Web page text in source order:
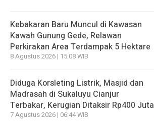
Kebakaran Baru Muncul di Kawasan
Kawah Gunung Gede, Relawan
Perkirakan Area Terdampak 5 Hektare
8 Agustus 2026 | 15:08 WIB
Diduga Korsleting Listrik, Masjid dan
Madrasah di Sukaluyu Cianjur
Terbakar, Kerugian Ditaksir Rp400 Juta
7 Agustus 2026 | 06:44 WIB